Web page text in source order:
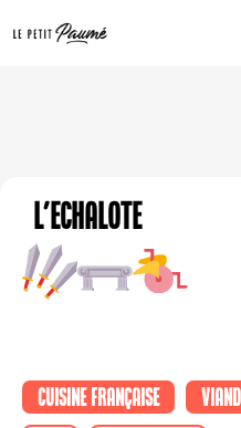
L'Echalote
Cuisine française